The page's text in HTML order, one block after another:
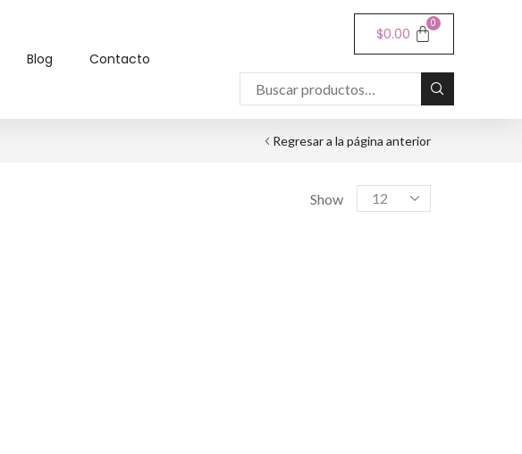
Blog Contacto
$0.00
0
Regresar a la página anterior
Show